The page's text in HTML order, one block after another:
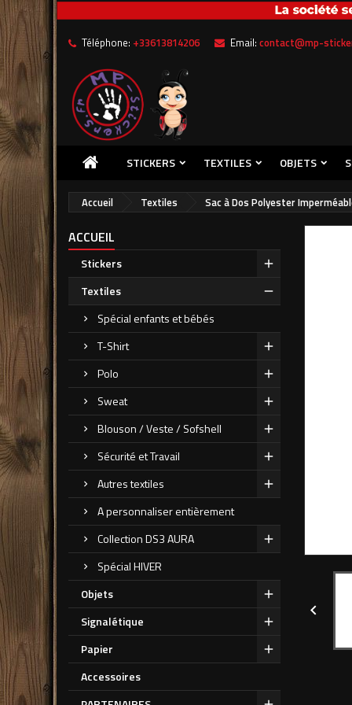
Téléphone: +33613814206 Email: contact@mp-
STICKERS TEXTILES OBJETS
Accueil Textiles Sac à Dos Polyester
ACCUEIL
Stickers
Textiles
Spécial enfants et bébés
T-Shirt
Polo
Sweat
Blouson / Veste / Sofshell
Sécurité et Travail
Autres textiles
A personnaliser entièrement
Collection DS3 AURA
Spécial HIVER
Objets
Signalétique
Papier
Accessoires
